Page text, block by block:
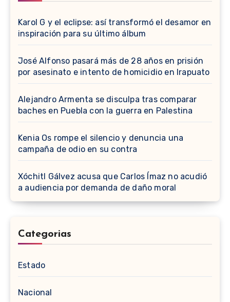
Karol G y el eclipse: así transformó el desamor en
inspiración para su último álbum
José Alfonso pasará más de 28 años en prisión
por asesinato e intento de homicidio en Irapuato
Alejandro Armenta se disculpa tras comparar
baches en Puebla con la guerra en Palestina
Kenia Os rompe el silencio y denuncia una
campaña de odio en su contra
Xóchitl Gálvez acusa que Carlos Ímaz no acudió
a audiencia por demanda de daño moral
Categorias
Estado
Nacional